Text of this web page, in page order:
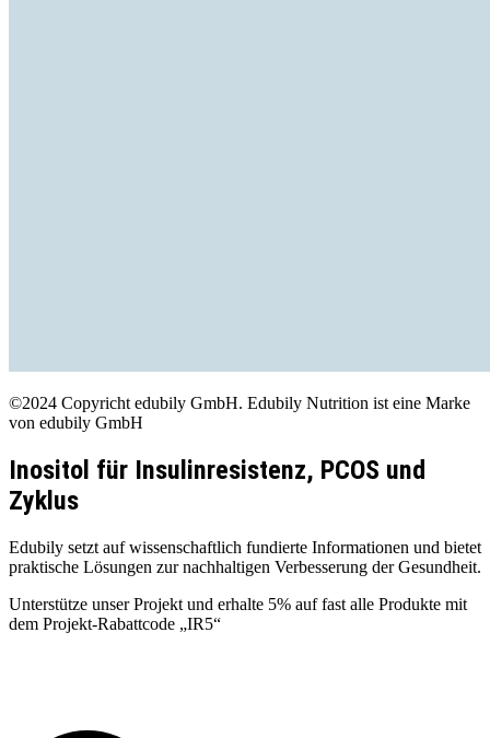
©2024 Copyricht edubily GmbH. Edubily Nutrition ist eine Marke
von edubily GmbH
Inositol für Insulinresistenz, PCOS und
Zyklus
Edubily setzt auf wissenschaftlich fundierte Informationen und bietet
praktische Lösungen zur nachhaltigen Verbesserung der Gesundheit.
Unterstütze unser Projekt und erhalte 5% auf fast alle Produkte mit
dem Projekt-Rabattcode „IR5“